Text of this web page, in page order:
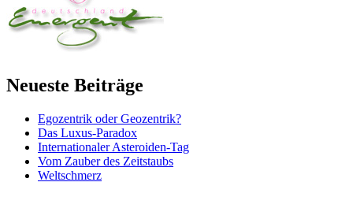
Neueste Beiträge
Egozentrik oder Geozentrik?
Das Luxus-Paradox
Internationaler Asteroiden-Tag
Vom Zauber des Zeitstaubs
Weltschmerz